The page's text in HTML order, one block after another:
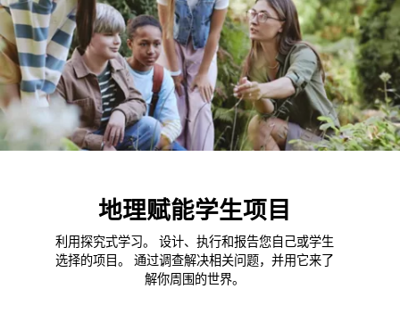
地理赋能学生项目
利用探究式学习。 设计、执行和报告您自己或学生
选择的项目。 通过调查解决相关问题，并用它来了
解你周围的世界。